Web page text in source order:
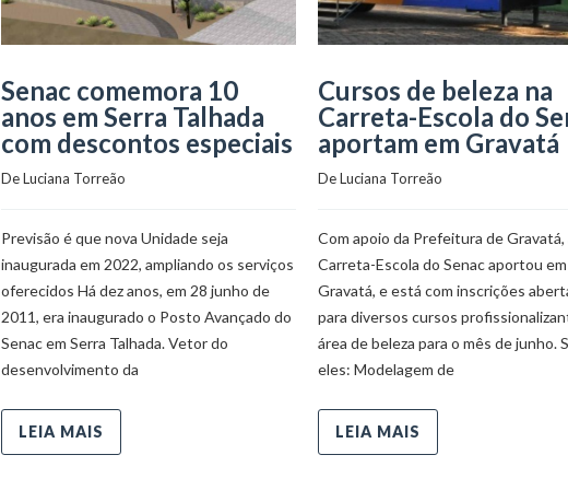
Senac comemora 10
anos em Serra Talhada
com descontos especiais
De Luciana Torreão
Previsão é que nova Unidade seja
inaugurada em 2022, ampliando os serviços
oferecidos Há dez anos, em 28 junho de
2011, era inaugurado o Posto Avançado do
Senac em Serra Talhada. Vetor do
desenvolvimento da
LEIA MAIS
Cursos de beleza na
Carreta-Escola do
aportam em Gravatá
De Luciana Torreão
Com apoio da Prefeitura de Gravatá,
Carreta-Escola do Senac aportou em
Gravatá, e está com inscrições
para diversos cursos
área de beleza para o mês de junho.
eles: Modelagem de
LEIA MAIS